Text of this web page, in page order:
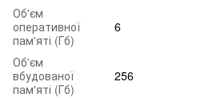
Об'єм
оперативної
пам'яті (Гб)
6
Об'єм
вбудованої
пам'яті (Гб)
256